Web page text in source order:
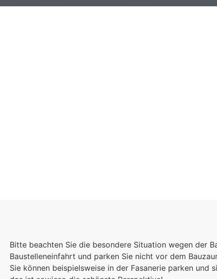
Es kommt auf
Einzelnen an,
sind wir eine starke
Bitte beachten Sie die besondere Situation wegen der
Baustelleneinfahrt und parken Sie nicht vor dem
Sie können beispielsweise in der Fasanerie parken und